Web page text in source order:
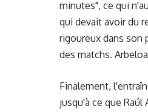
minutes", ce qui
qui devait avoir du
rigoureux dans son
des matchs.
Finalement,
jusqu'à ce que Raúl